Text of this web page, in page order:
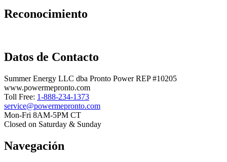
Reconocimiento
Datos de Contacto
Summer Energy LLC dba Pronto Power REP #10205
www.powermepronto.com
Toll Free: 1-888-234-1373
service@powermepronto.com
Mon-Fri 8AM-5PM CT
Closed on Saturday & Sunday
Navegación